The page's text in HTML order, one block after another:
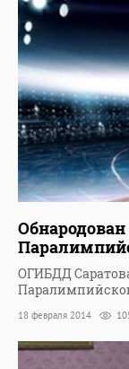
ОГИБДД
18 февраля 2014